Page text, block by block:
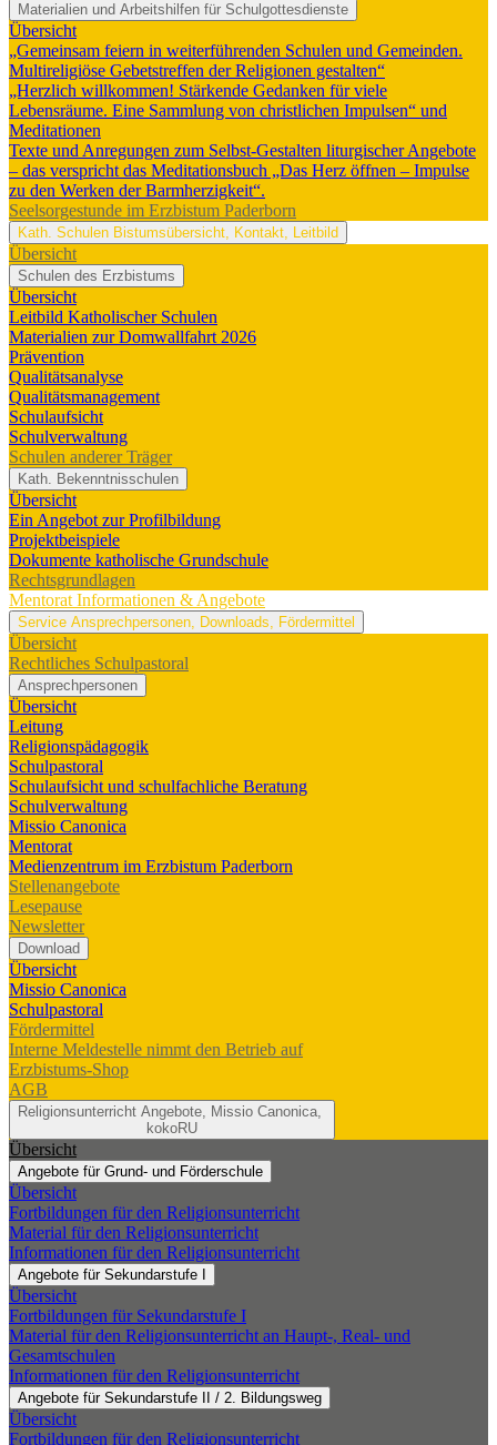
Materialien und Arbeitshilfen für Schulgottesdienste
Übersicht
„Gemeinsam feiern in weiterführenden Schulen und Gemeinden.
Multireligiöse Gebetstreffen der Religionen gestalten“
„Herzlich willkommen! Stärkende Gedanken für viele
Lebensräume. Eine Sammlung von christlichen Impulsen“ und
Meditationen
Texte und Anregungen zum Selbst-Gestalten liturgischer Angebote
– das verspricht das Meditationsbuch „Das Herz öffnen – Impulse
zu den Werken der Barmherzigkeit“.
Seelsorgestunde im Erzbistum Paderborn
Kath. Schulen Bistumsübersicht, Kontakt, Leitbild
Übersicht
Schulen des Erzbistums
Übersicht
Leitbild Katholischer Schulen
Materialien zur Domwallfahrt 2026
Prävention
Qualitätsanalyse
Qualitätsmanagement
Schulaufsicht
Schulverwaltung
Schulen anderer Träger
Kath. Bekenntnisschulen
Übersicht
Ein Angebot zur Profilbildung
Projektbeispiele
Dokumente katholische Grundschule
Rechtsgrundlagen
Mentorat Informationen & Angebote
Service Ansprechpersonen, Downloads, Fördermittel
Übersicht
Rechtliches Schulpastoral
Ansprechpersonen
Übersicht
Leitung
Religionspädagogik
Schulpastoral
Schulaufsicht und schulfachliche Beratung
Schulverwaltung
Missio Canonica
Mentorat
Medienzentrum im Erzbistum Paderborn
Stellenangebote
Lesepause
Newsletter
Download
Übersicht
Missio Canonica
Schulpastoral
Fördermittel
Interne Meldestelle nimmt den Betrieb auf
Erzbistums-Shop
AGB
Religionsunterricht Angebote, Missio Canonica,
kokoRU
Übersicht
Angebote für Grund- und Förderschule
Übersicht
Fortbildungen für den Religionsunterricht
Material für den Religionsunterricht
Informationen für den Religionsunterricht
Angebote für Sekundarstufe I
Übersicht
Fortbildungen für Sekundarstufe I
Material für den Religionsunterricht an Haupt-, Real- und
Gesamtschulen
Informationen für den Religionsunterricht
Angebote für Sekundarstufe II / 2. Bildungsweg
Übersicht
Fortbildungen für den Religionsunterricht